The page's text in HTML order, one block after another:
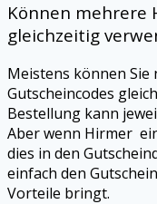
Können mehrere
gleichzeitig
Meistens können Sie
Gutscheincodes
Bestellung kann
Aber wenn Hirmer
dies in den
einfach den
Vorteile bringt.